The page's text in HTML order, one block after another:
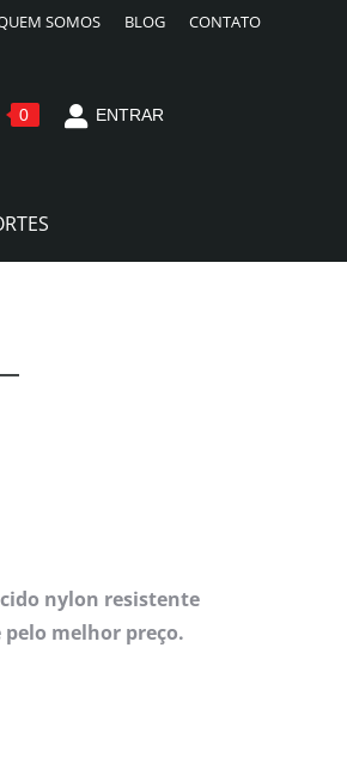
SOMOS BLOG CONTATO
0 ENTRAR
nylon resistente
melhor preço.